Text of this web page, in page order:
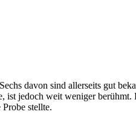
davon sind allerseits gut
ist jedoch weit weniger berühmt.
stellte.